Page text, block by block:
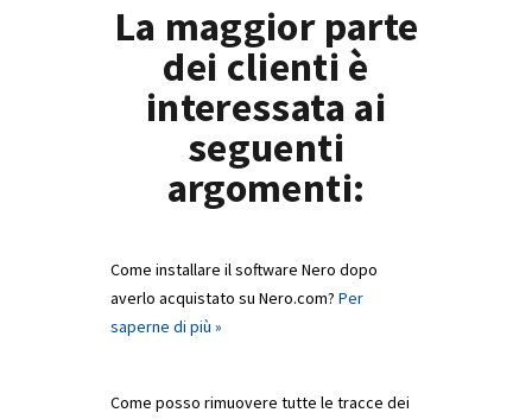
La maggior parte
dei clienti è
interessata ai
seguenti
argomenti:
Come installare il software Nero dopo
averlo acquistato su Nero.com? Per
saperne di più »
Come posso rimuovere tutte le tracce dei